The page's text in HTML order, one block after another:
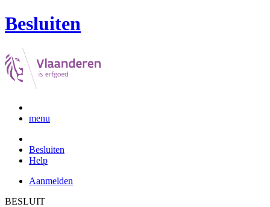
Besluiten
menu
Besluiten
Help
Aanmelden
BESLUIT